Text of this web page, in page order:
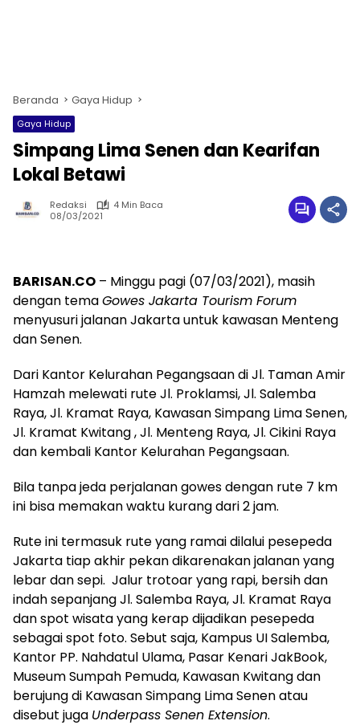
Beranda Gaya Hidup
Gaya Hidup
Simpang Lima Senen dan Kearifan
Lokal Betawi
Redaksi
4 Min Baca
08/03/2021
BARISAN.CO – Minggu pagi (07/03/2021), masih
dengan temaGowes Jakarta Tourism Forum
menyusuri jalanan Jakarta untuk kawasan Menteng
dan Senen.
Dari Kantor Kelurahan Pegangsaan di Jl. Taman Amir
Hamzah melewati rute Jl. Proklamsi, Jl. Salemba
Raya, Jl. Kramat Raya, Kawasan Simpang Lima Senen,
Jl. Kramat Kwitang , Jl. Menteng Raya, Jl. Cikini Raya
dan kembali Kantor Kelurahan Pegangsaan.
Bila tanpa jeda perjalanan gowes dengan rute 7 km
ini bisa memakan waktu kurang dari 2 jam.
Rute ini termasuk rute yang ramai dilalui pesepeda
Jakarta tiap akhir pekan dikarenakan jalanan yang
lebar dan sepi. Jalur trotoar yang rapi, bersih dan
indah sepanjang Jl. Salemba Raya, Jl. Kramat Raya
dan spot wisata yang kerap dijadikan pesepeda
sebagai spot foto. Sebut saja, Kampus UI Salemba,
Kantor PP. Nahdatul Ulama, Pasar Kenari JakBook,
Museum Sumpah Pemuda, Kawasan Kwitang dan
berujung di Kawasan Simpang Lima Senen atau
disebut juga Underpass Senen Extension.